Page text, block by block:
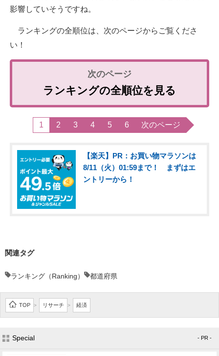
影響していそうですね。
ランキングの全順位は、次のページからご覧くださ
い！
ランキングの全順位を見る
1 2 3 4 5 6 次のページ
【楽天】PR：お買い物マラソンは
8/11（火）01:59まで！ まずはエ
ントリーから！
関連タグ
ランキング（Ranking） 都道府県
TOP > リサーチ > 経済
Special - PR -